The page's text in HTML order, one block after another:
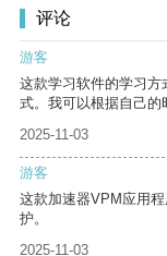
评论
游客
这款学习软件的学习
式。我可以根据自己的
2025-11-03
游客
这款加速器VPM应用
护。
2025-11-03